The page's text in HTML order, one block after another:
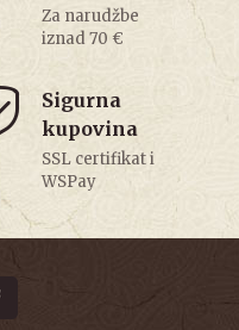
Za narudžbe
iznad 70 €
Sigurna
kupovina
SSL certifikat i
WSPay